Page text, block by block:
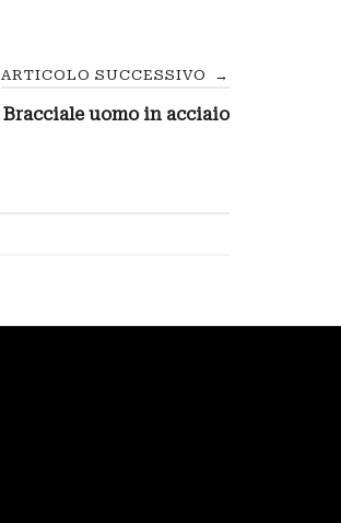
ARTICOLO SUCCESSIVO →
Bracciale uomo in acciaio